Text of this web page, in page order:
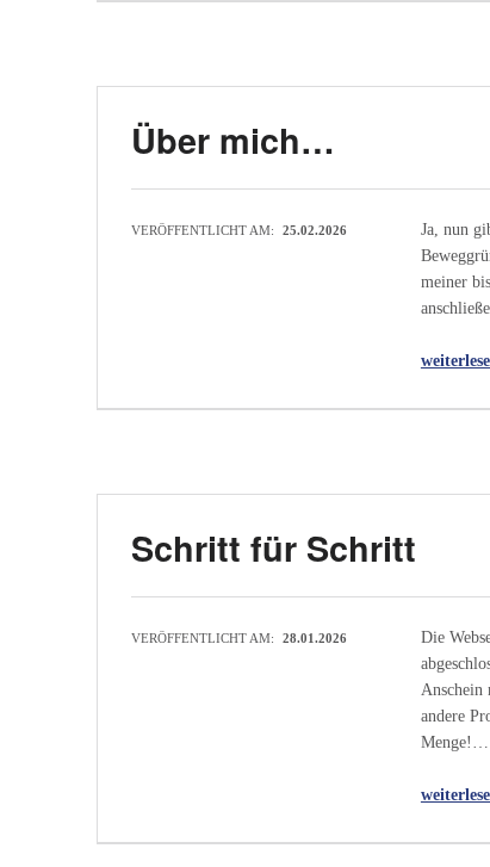
Über mich…
VERÖFFENTLICHT AM: 25.02.2026
Ja, nun
meiner
Schritt für Schritt
VERÖFFENTLICHT AM: 28.01.2026
Die
Anschein
andere
Menge!…
“Schritt für Schritt”